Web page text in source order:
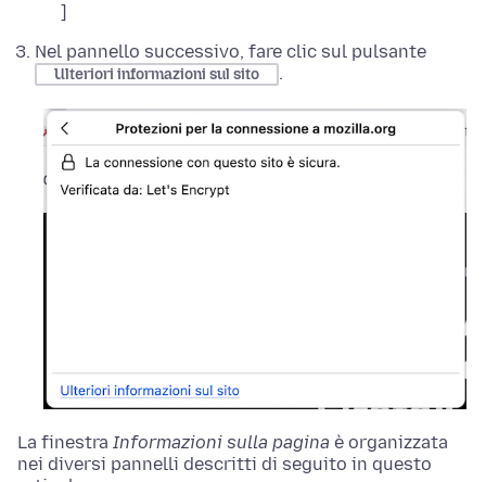
]
Nel pannello successivo, fare clic sul pulsante
Ulteriori informazioni sul sito .
La finestra Informazioni sulla pagina è organizzata
nei diversi pannelli descritti di seguito in questo